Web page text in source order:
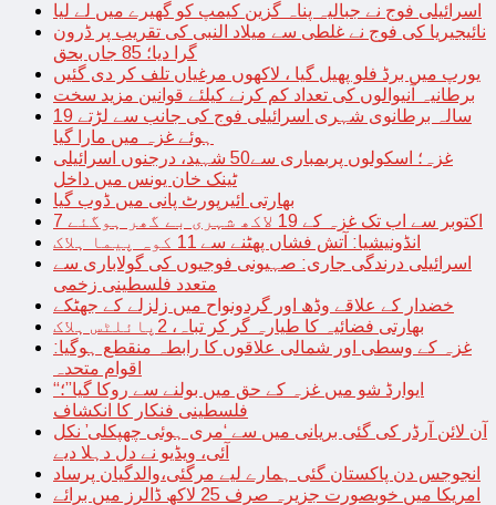
اسرائیلی فوج نے جبالیہ پناہ گزین کیمپ کو گھیرے میں لے لیا
نائیجیریا کی فوج نے غلطی سے میلاد النبی کی تقریب پر ڈرون
گرا دیا؛ 85 جاں بحق
یورپ میں برڈ فلو پھیل گیا ، لاکھوں مرغیاں تلف کر دی گئیں
برطانیہ آنیوالوں کی تعداد کم کرنے کیلئے قوانین مزید سخت
19 سالہ برطانوی شہری اسرائیلی فوج کی جانب سے لڑتے
ہوئے غزہ میں مارا گیا
غزہ؛ اسکولوں پربمباری سے50 شہید، درجنوں اسرائیلی
ٹینک خان یونس میں داخل
بھارتی ائیرپورٹ پانی میں ڈوب گیا
7 اکتوبر سے اب تک غزہ کے 19 لاکھ شہری بے گھر ہوگئے
انڈونیشیا: آتش فشاں پھٹنے سے 11 کوہ پیما ہلاک
اسرائیلی درندگی جاری: صہیونی فوجیوں کی گولاباری سے
متعدد فلسطینی زخمی
خضدار کے علاقے وڈھ اور گردونواح میں زلزلے کے جھٹکے
بھارتی فضائیہ کا طیارہ گر کر تباہ، 2پائلٹس ہلاک
غزہ کے وسطی اور شمالی علاقوں کا رابطہ منقطع ہوگیا:
اقوام متحدہ
“ایوارڈ شو میں غزہ کے حق میں بولنے سے روکا گیا”؛
فلسطینی فنکار کا انکشاف
آن لائن آرڈر کی گئی بریانی میں سے ‘مری ہوئی چھپکلی’ نکل
آئی، ویڈیو نے دل دہلا دیے
انجوجس دن پاکستان گئی ہمارے لیے مرگئی،والدگیان پرساد
امریکا میں خوبصورت جزیرہ صرف 25 لاکھ ڈالرز میں برائے